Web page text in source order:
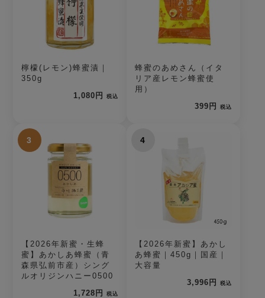
檸檬(レモン)蜂蜜漬｜
350g
1,080円
税込
蜂蜜のあめさん（イタ
リア産レモン蜂蜜使
用）
399円
税込
3
【2026年新蜜・生蜂
蜜】あかしあ蜂蜜（青
森県弘前市産）シング
ルオリジンハニー0500
1,728円
税込
4
【2026年新蜜】あかし
あ蜂蜜｜450g｜国産｜
大容量
3,996円
税込